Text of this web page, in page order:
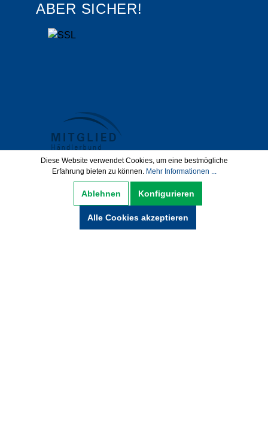
ABER SICHER!
Datenschutz AGB
Impressum
Hinweise zur Batterieentsorgung
Diese Website verwendet Cookies, um eine bestmögliche
Erfahrung bieten zu können. Mehr Informationen ...
Ablehnen Konfigurieren
Alle Cookies akzeptieren